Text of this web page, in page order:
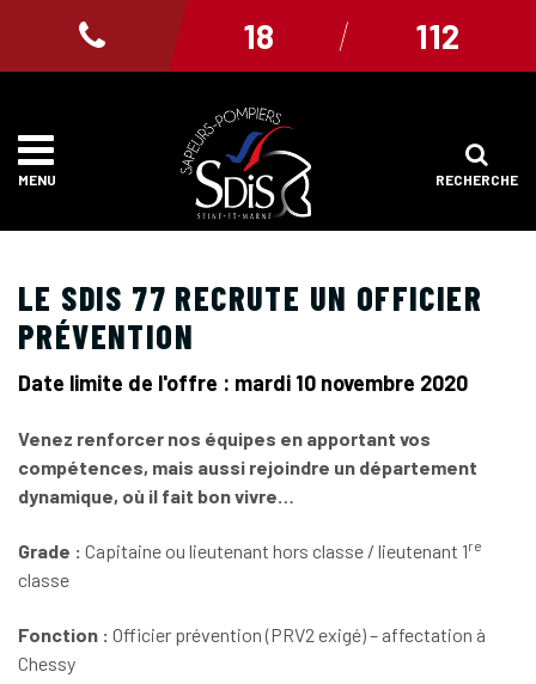
MENU RECHERCHE
18 112
LE SDIS 77 RECRUTE UN OFFICIER
PRÉVENTION
Date limite de l'offre : mardi 10 novembre 2020
Venez renforcer nos équipes en apportant vos
compétences, mais aussi rejoindre un département
dynamique, où il fait bon vivre…
Grade : Capitaine ou lieutenant hors classe / lieutenant 1re
classe
Fonction : Officier prévention (PRV2 exigé) – affectation à
Chessy